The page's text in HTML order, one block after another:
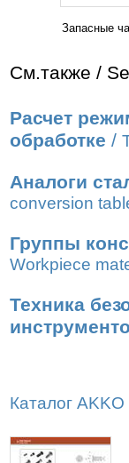
Запасные
См.также /
Расчет
обработке /
Аналоги
conversion
Группы
Workpiece
Техника
Каталог